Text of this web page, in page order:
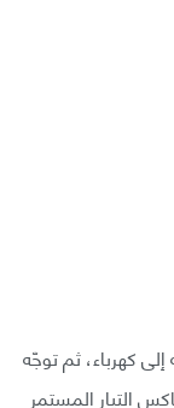
كهرباء، ثم توجّه
التيار المستمر